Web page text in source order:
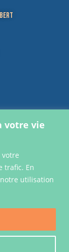
votre vie
trafic. En
utilisation